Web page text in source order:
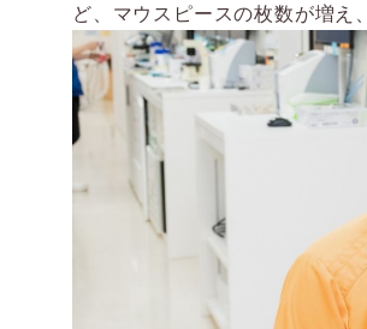
ど、マウスピースの枚数が増え